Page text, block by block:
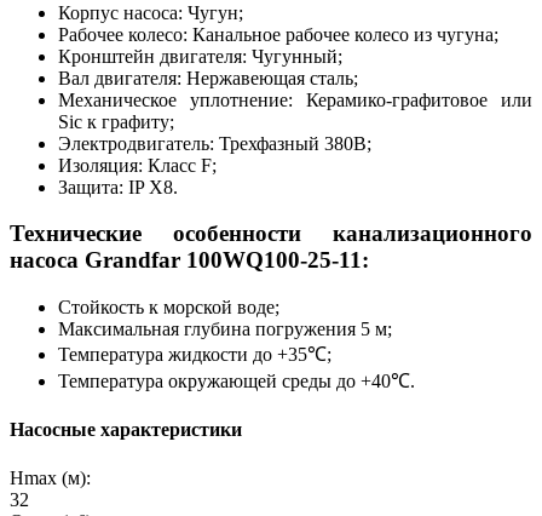
Корпус насоса: Чугун;
Рабочее колесо: Канальное рабочее колесо из чугуна;
Кронштейн двигателя: Чугунный;
Вал двигателя: Нержавеющая сталь;
Механическое уплотнение: Керамико-графитовое или
Sic к графиту;
Электродвигатель: Трехфазный 380В;
Изоляция: Класс F;
Защита: IP X8.
Технические особенности канализационного
насоса Grandfar 100WQ100-25-11:
Стойкость к морской воде;
Максимальная глубина погружения 5 м;
Температура жидкости до +35℃;
Температура окружающей среды до +40℃.
Насосные характеристики
Hmax (м):
32